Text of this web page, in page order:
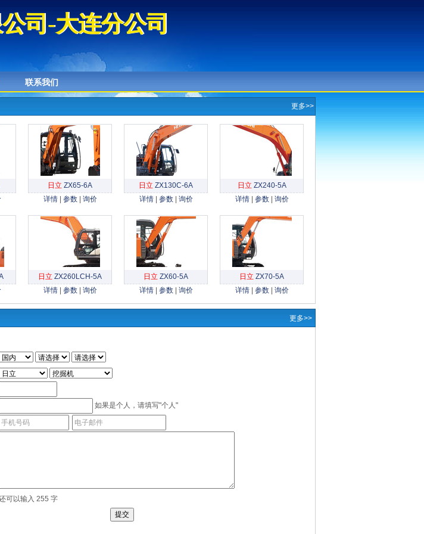
司-大连分公司
司-大连分公司
联系我们
更多>>
日立 ZX65-6A
详情| 参数| 询价
日立 ZX130C-6A
详情| 参数| 询价
日立 ZX240-5A
详情| 参数| 询价
日立 ZX260LCH-5A
详情| 参数| 询价
日立 ZX60-5A
详情| 参数| 询价
日立 ZX70-5A
详情| 参数| 询价
更多>>
如果是个人，请填写"个人"
可以输入 255 字